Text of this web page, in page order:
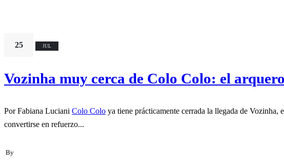
25 JUL
Vozinha muy cerca de Colo Colo: el
Por Fabiana Luciani Colo Colo ya tiene prácticamente cerrada la llegada de Vozinha,
convertirse en refuerzo...
By